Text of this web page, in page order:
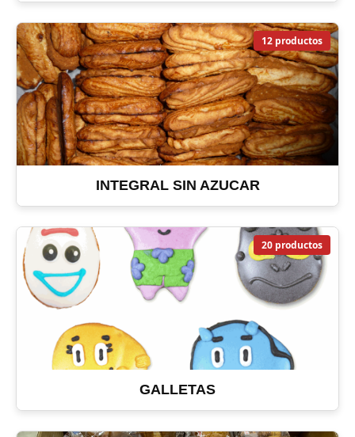
12 productos
INTEGRAL SIN AZUCAR
20 productos
GALLETAS